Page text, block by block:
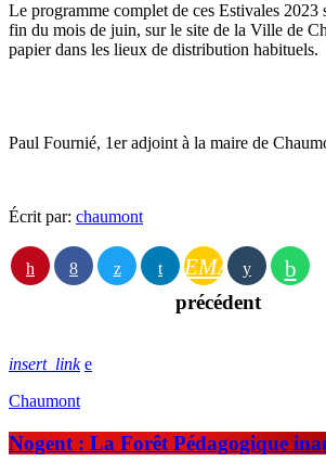
Le programme complet de ces Estivales 2023
fin du mois de juin, sur le site de la Ville de
papier dans les lieux de distribution habituels.
Paul Fournié, 1er adjoint à la maire de
Écrit par: chaumont
EMAIL
précédent
insert_link
Chaumont
Nogent : La Forêt Pédagogique